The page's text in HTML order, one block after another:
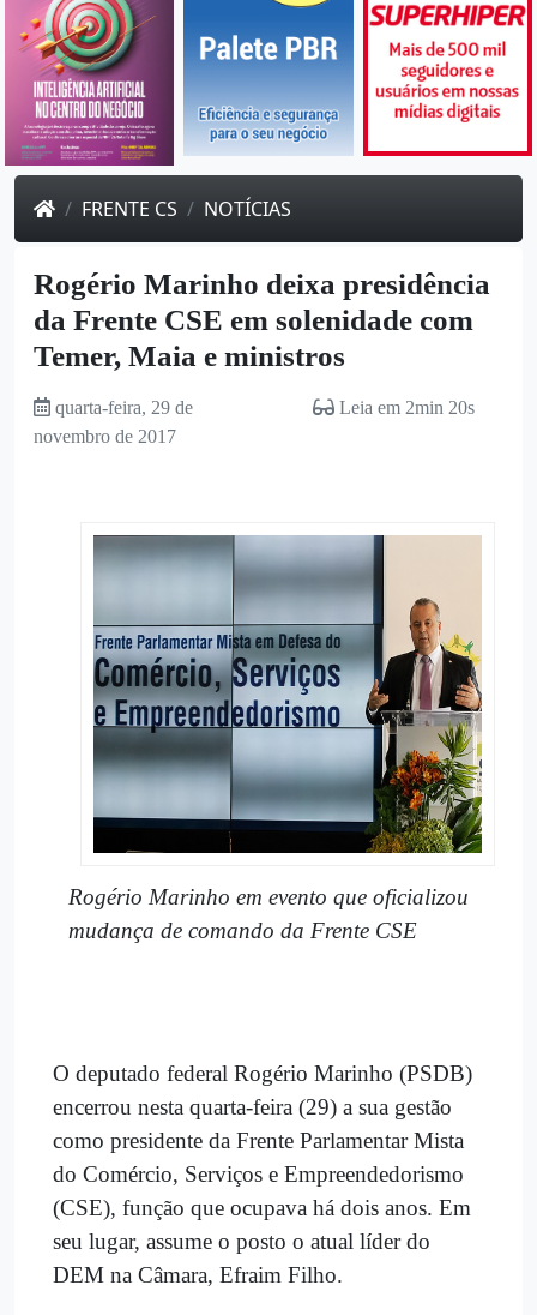
FRENTE CS NOTÍCIAS
Rogério Marinho deixa presidência
da Frente CSE em solenidade com
Temer, Maia e ministros
quarta-feira, 29 de
novembro de 2017
Leia em 2min 20s
Rogério Marinho em evento que oficializou
mudança de comando da Frente CSE
O deputado federal Rogério Marinho (PSDB)
encerrou nesta quarta-feira (29) a sua gestão
como presidente da Frente Parlamentar Mista
do Comércio, Serviços e Empreendedorismo
(CSE), função que ocupava há dois anos. Em
seu lugar, assume o posto o atual líder do
DEM na Câmara, Efraim Filho.